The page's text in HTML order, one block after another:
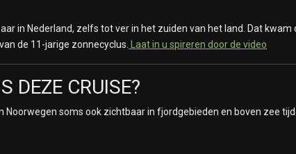
in Nederland, zelfs tot ver in het zuiden van het land. Dat kwam
de 11-jarige zonnecyclus.
Laat in u spireren door de video
DEZE CRUISE?
soms ook zichtbaar in fjordgebieden en boven zee